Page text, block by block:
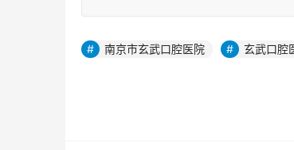
南京市玄武口腔医院 玄武口腔